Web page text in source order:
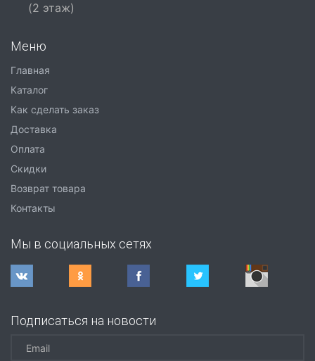
(2 этаж)
Меню
Главная
Каталог
Как сделать заказ
Доставка
Оплата
Скидки
Возврат товара
Контакты
Мы в социальных сетях
Подписаться на новости